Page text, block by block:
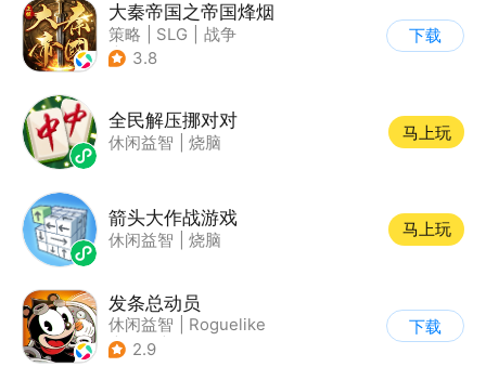
大秦帝国之帝国烽烟
策略 SLG
战争
| 大秦帝国
3.8
下载
全民解压挪对对
休闲益智 烧脑
马上玩
箭头大作战游戏
休闲益智 烧脑
马上玩
发条总动员
休闲益智
Roguelike
| 冒险
2.9
下载